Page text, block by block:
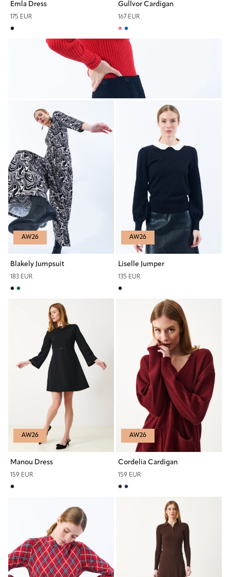
Emla Dress
175 EUR
Gullvor Cardigan
167 EUR
AW26
Blakely Jumpsuit
183 EUR
AW26
Liselle Jumper
135 EUR
AW26
Manou Dress
159 EUR
AW26
Cordelia Cardigan
159 EUR